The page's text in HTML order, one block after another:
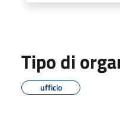
Tipo di
ufficio